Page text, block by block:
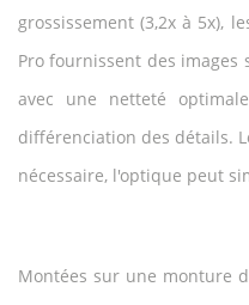
grossissement (3,2x à 5x),
Pro fournissent des images
avec une netteté
différenciation des détails.
nécessaire, l'optique peut
Montées sur une monture